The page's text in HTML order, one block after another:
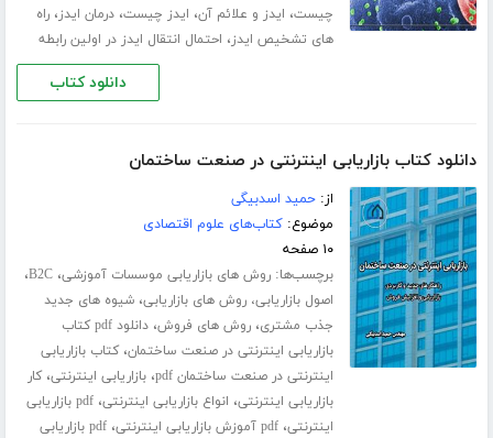
چیست، ایدز و علائم آن، ایدز چیست،درمان ایدز،راه
های تشخیص ایدز، احتمال انتقال ایدز در اولین رابطه
دانلود کتاب
دانلود کتاب بازاریابی اینترنتی در صنعت ساختمان
از:حمید اسدبیگی
موضوع:کتاب‌های علوم اقتصادی
۱۰ صفحه
برچسب‌ها:روش های بازاریابی موسسات آموزشی،B2C،
اصول بازاریابی، روش های بازاریابی،شیوه های جدید
جذب مشتری،روش های فروش،
دانلود pdf کتاب
بازاریابی اینترنتی در صنعت ساختمان،کتاب بازاریابی
اینترنتی در صنعت ساختمان pdf
،بازاریابی اینترنتی،کار
بازاریابی اینترنتی، انواع بازاریابی اینترنتی،
pdf بازاریابی
اینترنتی،pdf آموزش بازاریابی اینترنتی ،
pdf بازاریابی